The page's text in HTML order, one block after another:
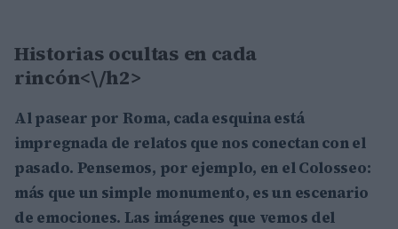
Historias ocultas en cada
rincón<\/h2>
Al pasear por Roma, cada esquina está
impregnada de relatos que nos conectan con el
pasado. Pensemos, por ejemplo, en elColosseo:
más que un simple monumento, es un escenario
de emociones. Las imágenes que vemos del